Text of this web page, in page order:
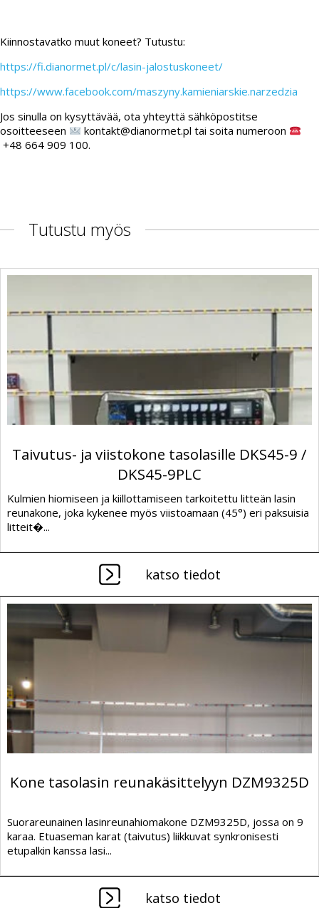
Kiinnostavatko muut koneet? Tutustu:
https://fi.dianormet.pl/c/lasin-jalostuskoneet/
https://www.facebook.com/maszyny.kamieniarskie.narzedzia
Jos sinulla on kysyttävää, ota yhteyttä sähköpostitse
osoitteeseen
kontakt@dianormet.pl tai soita numeroon
+48 664 909 100.
Tutustu myös
Taivutus- ja viistokone tasolasille DKS45-9 /
DKS45-9PLC
Kulmien hiomiseen ja kiillottamiseen tarkoitettu litteän lasin
reunakone, joka kykenee myös viistoamaan (45°) eri paksuisia
litteit�...
katso tiedot
Kone tasolasin reunakäsittelyyn DZM9325D
Suorareunainen lasinreunahiomakone DZM9325D, jossa on 9
karaa. Etuaseman karat (taivutus) liikkuvat synkronisesti
etupalkin kanssa lasi...
katso tiedot